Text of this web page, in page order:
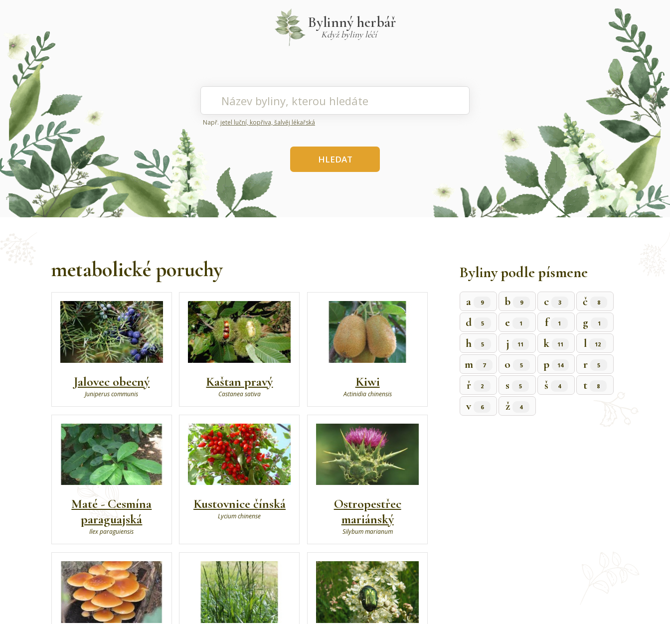
Bylinný herbář
Když byliny léčí
Např. jetel luční, kopřiva, šalvěj lékařská
HLEDAT
metabolické poruchy
Jalovec obecný
Juniperus communis
Kaštan pravý
Castanea sativa
Kiwi
Actinidia chinensis
Maté - Cesmína
paraguajská
Ilex paraguiensis
Kustovnice čínská
Lycium chinense
Ostropestřec
mariánský
Silybum marianum
Byliny podle písmene
a 9 b 9 c 3 č 8
d 5 e 1 f 1 g 1
h 5 j 11 k 11 l 12
m 7 o 5 p 14 r 5
ř 2 s 5 š 4 t 8
v 6 ž 4